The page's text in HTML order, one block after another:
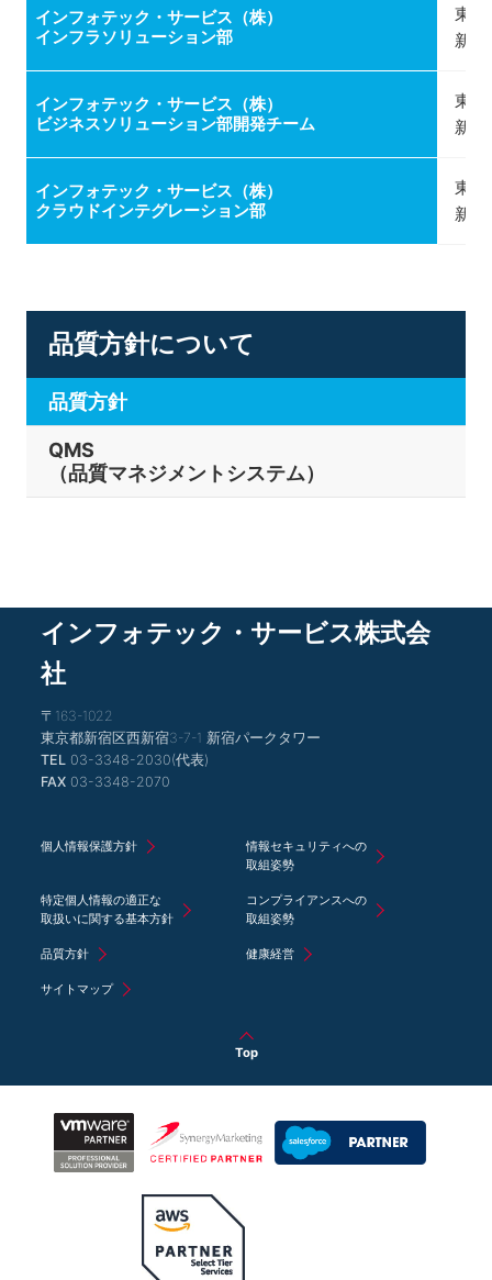
インフォテック・サービス（株）
インフラソリューション部
東
新
インフォテック・サービス（株）
ビジネスソリューション部開発チーム
東
新
インフォテック・サービス（株）
クラウドインテグレーション部
東
新
品質方針について
品質方針
QMS
（品質マネジメントシステム）
インフォテック・サービス株式会
社
〒163-1022
東京都新宿区西新宿3-7-1 新宿パークタワー
TEL 03-3348-2030(代表)
FAX 03-3348-2070
個人情報保護方針
情報セキュリティへの
取組姿勢
特定個人情報の適正な
取扱いに関する基本方針
コンプライアンスへの
取組姿勢
品質方針 健康経営
サイトマップ
Top